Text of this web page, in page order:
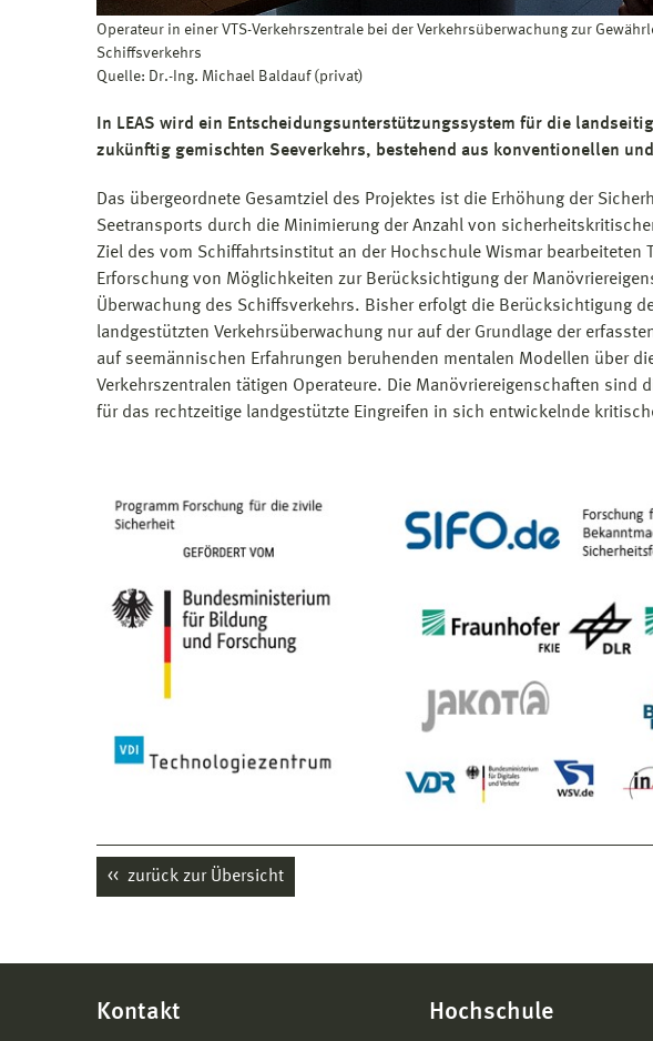
Operateur in einer VTS-Verkehrszentrale bei der Verkehrsüberwachung zur
Schiffsverkehrs
Quelle: Dr.-Ing. Michael Baldauf (privat)
In LEAS wird ein Entscheidungsunterstützungssystem für die
zukünftig gemischten Seeverkehrs, bestehend aus konventionellen
Das übergeordnete Gesamtziel des Projektes ist die Erhöhung der
Seetransports durch die Minimierung der Anzahl von
Ziel des vom Schiffahrtsinstitut an der Hochschule Wismar bearbeiteten
Erforschung von Möglichkeiten zur Berücksichtigung der
Überwachung des Schiffsverkehrs. Bisher erfolgt die Berücksichtigung
landgestützten Verkehrsüberwachung nur auf der Grundlage der
auf seemännischen Erfahrungen beruhenden mentalen Modellen über
Verkehrszentralen tätigen Operateure. Die Manövriereigenschaften sind
für das rechtzeitige landgestützte Eingreifen in sich entwickelnde
zurück zur Übersicht
Kontakt Hochschule